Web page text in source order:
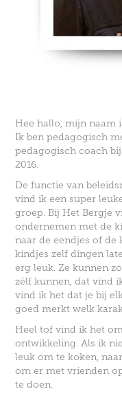
Hee hallo, mijn naam
Ik ben pedagogisch
pedagogisch coach
2016.
De functie van
vind ik een super
groep.Bij Het Bergje
ondernemen met de
naar de eendjes of
kindjes zelf dingen
erg leuk. Ze kunnen
zélf kunnen, dat vind
vind ik het dat je bij
goed merkt welk
Heel tof vind ik het
ontwikkeling. Als ik
leuk om te koken,
om er met vrienden
te doen.